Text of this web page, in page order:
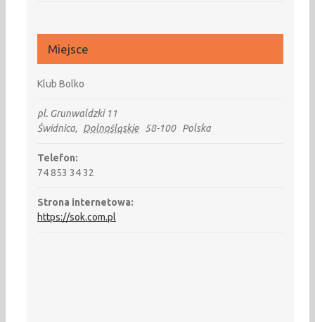
Miejsce
Klub Bolko
pl. Grunwaldzki 11
Świdnica, Dolnośląskie 58-100 Polska
Telefon:
74 853 34 32
Strona internetowa:
https://sok.com.pl